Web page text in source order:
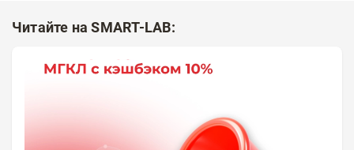
Читайте на SMART-LAB: